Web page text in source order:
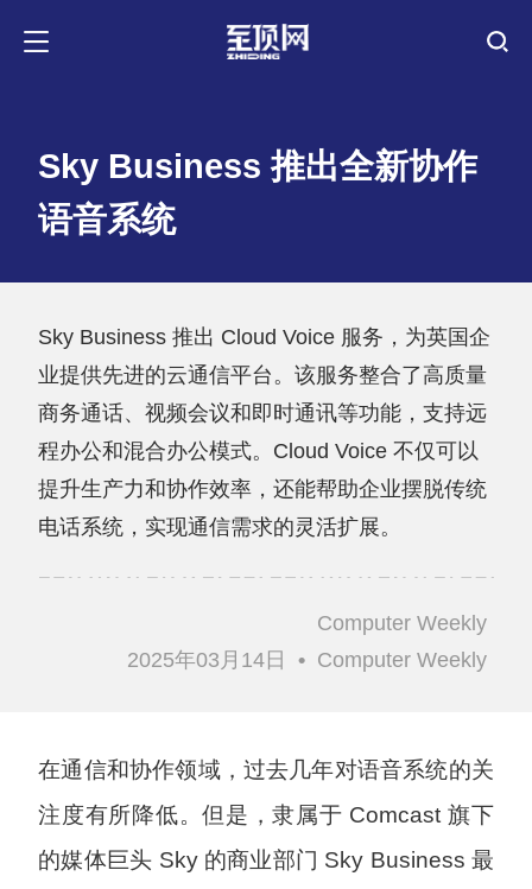
Sky Business 推出全新协作
语音系统
Sky Business 推出 Cloud Voice 服务，为英国企
业提供先进的云通信平台。该服务整合了高质量
商务通话、视频会议和即时通讯等功能，支持远
程办公和混合办公模式。Cloud Voice 不仅可以
提升生产力和协作效率，还能帮助企业摆脱传统
电话系统，实现通信需求的灵活扩展。
Computer Weekly
2025年03月14日
• Computer Weekly
在通信和协作领域，过去几年对语音系统的关
注度有所降低。但是，隶属于 Comcast 旗下
的媒体巨头 Sky 的商业部门 Sky Business 最